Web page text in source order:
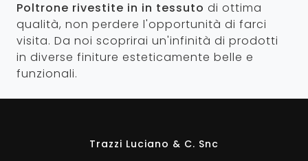
Poltrone rivestite in in tessuto di ottima
qualità, non perdere l'opportunità di farci
visita. Da noi scoprirai un'infinità di prodotti
in diverse finiture esteticamente belle e
funzionali.
Trazzi Luciano & C. Snc